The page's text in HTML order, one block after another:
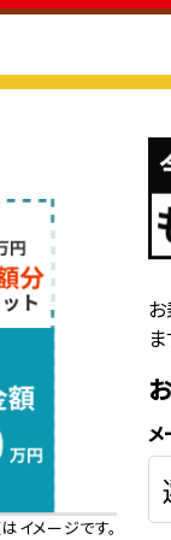
イメージです。
メ